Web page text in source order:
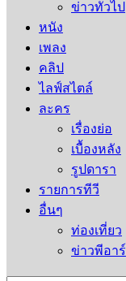
ข่าวทั่วไป
หนัง
เพลง
คลิป
ไลฟ์สไตล์
ละคร
เรื่องย่อ
เบื้องหลัง
รูปดารา
รายการทีวี
อื่นๆ
ท่องเที่ยว
ข่าวพีอาร์